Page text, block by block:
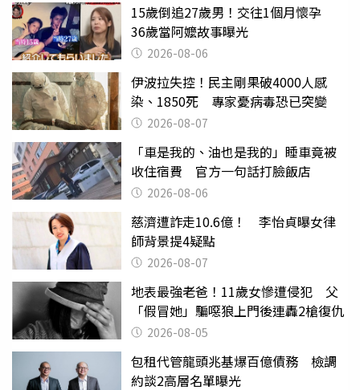
15歲倒追27歲男！交往1個月懷孕
36歲當阿嬤故事曝光
2026-08-06
伊波拉失控！民主剛果破4000人感
染、1850死 專家憂病毒恐已突變
2026-08-07
「車是我的、油也是我的」睡車竟被
收住宿費 官方一句話打臉飯店
2026-08-06
慈濟遭詐走10.6億！ 李怡貞曝女律
師背景提4疑點
2026-08-07
地表最強老爸！11歲女慘遭侵犯 父
「假冒她」騙噁狼上門後連轟2槍復仇
2026-08-05
包租代管龍頭兆基爆百億債務 檢調
約談2高層名單曝光